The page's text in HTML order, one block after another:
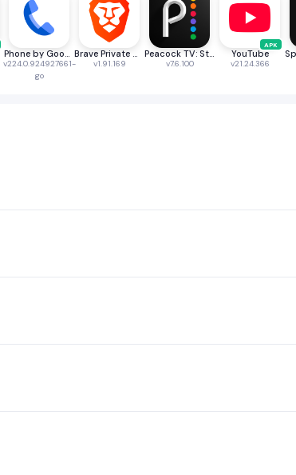
Phone by Google
v224.0.924927661-
go
Brave Private Web Browser, VPN
v1.91.169
Peacock TV: Stream TV & Movies
v7.6.100
APK
YouTube
v21.24.366